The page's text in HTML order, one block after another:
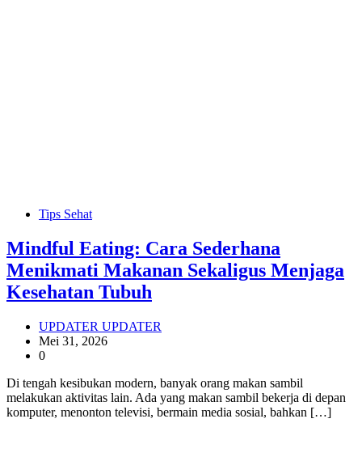
Tips Sehat
Mindful Eating: Cara Sederhana
Menikmati Makanan Sekaligus Menjaga
Kesehatan Tubuh
UPDATER UPDATER
Mei 31, 2026
0
Di tengah kesibukan modern, banyak orang makan sambil
melakukan aktivitas lain. Ada yang makan sambil bekerja di depan
komputer, menonton televisi, bermain media sosial, bahkan […]